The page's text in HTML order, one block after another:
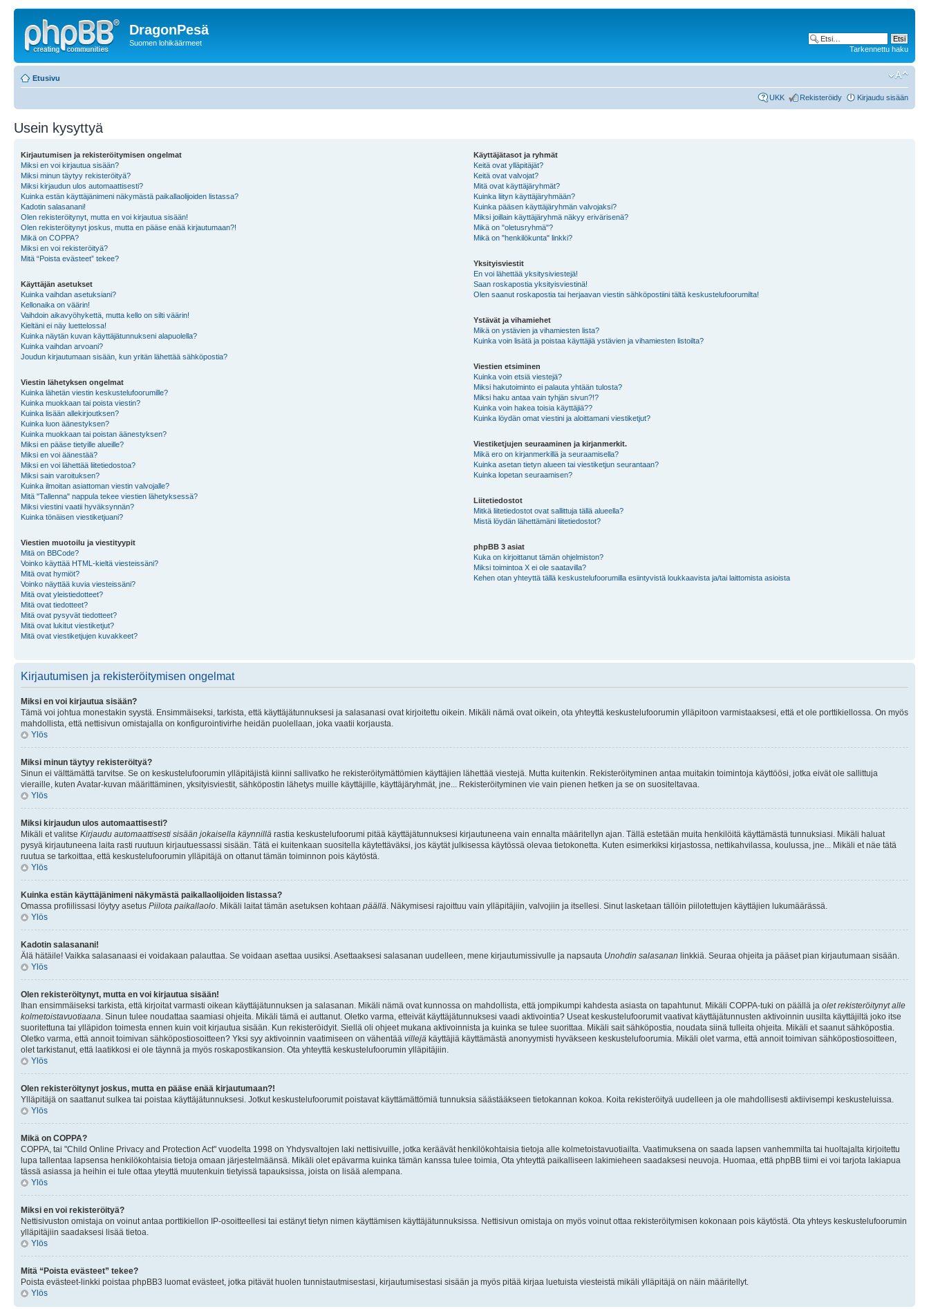
DragonPesä
Suomen lohikäärmeet
Tarkennettu haku
Etusivu
UKK Rekisteröidy Kirjaudu sisään
Usein kysyttyä
Kirjautumisen ja rekisteröitymisen ongelmat
Miksi en voi kirjautua sisään?
Miksi minun täytyy rekisteröityä?
Miksi kirjaudun ulos automaattisesti?
Kuinka estän käyttäjänimeni näkymästä paikallaolijoiden listassa?
Kadotin salasanani!
Olen rekisteröitynyt, mutta en voi kirjautua sisään!
Olen rekisteröitynyt joskus, mutta en pääse enää kirjautumaan?!
Mikä on COPPA?
Miksi en voi rekisteröityä?
Mitä “Poista evästeet” tekee?
Käyttäjän asetukset
Kuinka vaihdan asetuksiani?
Kellonaika on väärin!
Vaihdoin aikavyöhykettä, mutta kello on silti väärin!
Kieltäni ei näy luettelossa!
Kuinka näytän kuvan käyttäjätunnukseni alapuolella?
Kuinka vaihdan arvoani?
Joudun kirjautumaan sisään, kun yritän lähettää sähköpostia?
Viestin lähetyksen ongelmat
Kuinka lähetän viestin keskustelufoorumille?
Kuinka muokkaan tai poista viestin?
Kuinka lisään allekirjoutksen?
Kuinka luon äänestyksen?
Kuinka muokkaan tai poistan äänestyksen?
Miksi en pääse tietyille alueille?
Miksi en voi äänestää?
Miksi en voi lähettää liitetiedostoa?
Miksi sain varoituksen?
Kuinka ilmoitan asiattoman viestin valvojalle?
Mitä "Tallenna" nappula tekee viestien lähetyksessä?
Miksi viestini vaatii hyväksynnän?
Kuinka tönäisen viestiketjuani?
Viestien muotoilu ja viestityypit
Mitä on BBCode?
Voinko käyttää HTML-kieltä viesteissäni?
Mitä ovat hymiöt?
Voinko näyttää kuvia viesteissäni?
Mitä ovat yleistiedotteet?
Mitä ovat tiedotteet?
Mitä ovat pysyvät tiedotteet?
Mitä ovat lukitut viestiketjut?
Mitä ovat viestiketjujen kuvakkeet?
Käyttäjätasot ja ryhmät
Keitä ovat ylläpitäjät?
Keitä ovat valvojat?
Mitä ovat käyttäjäryhmät?
Kuinka liityn käyttäjäryhmään?
Kuinka pääsen käyttäjäryhmän valvojaksi?
Miksi joillain käyttäjäryhmä näkyy erivärisenä?
Mikä on "oletusryhmä"?
Mikä on "henkilökunta" linkki?
Yksityisviestit
En voi lähettää yksitysiviestejä!
Saan roskapostia yksityisviestinä!
Olen saanut roskapostia tai herjaavan viestin sähköpostiini tältä keskustelufoorumilta!
Ystävät ja vihamiehet
Mikä on ystävien ja vihamiesten lista?
Kuinka voin lisätä ja poistaa käyttäjiä ystävien ja vihamiesten listoilta?
Viestien etsiminen
Kuinka voin etsiä viestejä?
Miksi hakutoiminto ei palauta yhtään tulosta?
Miksi haku antaa vain tyhjän sivun?!?
Kuinka voin hakea toisia käyttäjiä??
Kuinka löydän omat viestini ja aloittamani viestiketjut?
Viestiketjujen seuraaminen ja kirjanmerkit.
Mikä ero on kirjanmerkillä ja seuraamisella?
Kuinka asetan tietyn alueen tai viestiketjun seurantaan?
Kuinka lopetan seuraamisen?
Liitetiedostot
Mitkä liitetiedostot ovat sallittuja tällä alueella?
Mistä löydän lähettämäni liitetiedostot?
phpBB 3 asiat
Kuka on kirjoittanut tämän ohjelmiston?
Miksi toimintoa X ei ole saatavilla?
Kehen otan yhteyttä tällä keskustelufoorumilla esiintyvistä loukkaavista ja/tai laittomista asioista
Kirjautumisen ja rekisteröitymisen ongelmat
Miksi en voi kirjautua sisään?
Tämä voi johtua monestakin syystä. Ensimmäiseksi, tarkista, että käyttäjätunnuksesi ja salasanasi ovat kirjoitettu oikein. Mikäli nämä ovat oikein, ota yhteyttä keskustelufoorumin ylläpitoon varmistaaksesi, että et ole porttikiellossa. On myös
mahdollista, että nettisivun omistajalla on konfigurointivirhe heidän puolellaan, joka vaatii korjausta.
Ylös
Miksi minun täytyy rekisteröityä?
Sinun ei välttämättä tarvitse. Se on keskustelufoorumin ylläpitäjistä kiinni sallivatko he rekisteröitymättömien käyttäjien lähettää viestejä. Mutta kuitenkin. Rekisteröityminen antaa muitakin toimintoja käyttöösi, jotka eivät ole sallittuja
vieraille, kuten Avatar-kuvan määrittäminen, yksityisviestit, sähköpostin lähetys muille käyttäjille, käyttäjäryhmät, jne... Rekisteröityminen vie vain pienen hetken ja se on suositeltavaa.
Ylös
Miksi kirjaudun ulos automaattisesti?
Mikäli et valitse Kirjaudu automaattisesti sisään jokaisella käynnillä rastia keskustelufoorumi pitää käyttäjätunnuksesi kirjautuneena vain ennalta määritellyn ajan. Tällä estetään muita henkilöitä käyttämästä tunnuksiasi. Mikäli haluat
pysyä kirjautuneena laita rasti ruutuun kirjautuessassi sisään. Tätä ei kuitenkaan suositella käytettäväksi, jos käytät julkisessa käytössä olevaa tietokonetta. Kuten esimerkiksi kirjastossa, nettikahvilassa, koulussa, jne... Mikäli et näe tätä
ruutua se tarkoittaa, että keskustelufoorumin ylläpitäjä on ottanut tämän toiminnon pois käytöstä.
Ylös
Kuinka estän käyttäjänimeni näkymästä paikallaolijoiden listassa?
Omassa profiilissasi löytyy asetus Piilota paikallaolo . Mikäli laitat tämän asetuksen kohtaan päällä . Näkymisesi rajoittuu vain ylläpitäjiin, valvojiin ja itsellesi. Sinut lasketaan tällöin piilotettujen käyttäjien lukumäärässä.
Ylös
Kadotin salasanani!
Älä hätäile! Vaikka salasanaasi ei voidakaan palauttaa. Se voidaan asettaa uusiksi. Asettaaksesi salasanan uudelleen, mene kirjautumissivulle ja napsauta Unohdin salasanan linkkiä. Seuraa ohjeita ja pääset pian kirjautumaan sisään.
Ylös
Olen rekisteröitynyt, mutta en voi kirjautua sisään!
Ihan ensimmäiseksi tarkista, että kirjoitat varmasti oikean käyttäjätunnuksen ja salasanan. Mikäli nämä ovat kunnossa on mahdollista, että jompikumpi kahdesta asiasta on tapahtunut. Mikäli COPPA-tuki on päällä ja olet rekisteröitynyt alle
kolmetoistavuotiaana . Sinun tulee noudattaa saamiasi ohjeita. Mikäli tämä ei auttanut. Oletko varma, etteivät käyttäjätunnuksesi vaadi aktivointia? Useat keskustelufoorumit vaativat käyttäjätunnusten aktivoinnin uusilta käyttäjiltä joko itse
suoritettuna tai ylläpidon toimesta ennen kuin voit kirjautua sisään. Kun rekisteröidyit. Siellä oli ohjeet mukana aktivoinnista ja kuinka se tulee suorittaa. Mikäli sait sähköpostia, noudata siinä tulleita ohjeita. Mikäli et saanut sähköpostia.
Oletko varma, että annoit toimivan sähköpostiosoitteen? Yksi syy aktivoinnin vaatimiseen on vähentää villejä käyttäjiä käyttämästä anonyymisti hyväkseen keskustelufoorumia. Mikäli olet varma, että annoit toimivan sähköpostiosoitteen,
olet tarkistanut, että laatikkosi ei ole täynnä ja myös roskapostikansion. Ota yhteyttä keskustelufoorumin ylläpitäjiin.
Ylös
Olen rekisteröitynyt joskus, mutta en pääse enää kirjautumaan?!
Ylläpitäjä on saattanut sulkea tai poistaa käyttäjätunnuksesi. Jotkut keskustelufoorumit poistavat käyttämättömiä tunnuksia säästääkseen tietokannan kokoa. Koita rekisteröityä uudelleen ja ole mahdollisesti aktiivisempi keskusteluissa.
Ylös
Mikä on COPPA?
COPPA, tai "Child Online Privacy and Protection Act" vuodelta 1998 on Yhdysvaltojen laki nettisivuille, jotka keräävät henkilökohtaisia tietoja alle kolmetoistavuotiailta. Vaatimuksena on saada lapsen vanhemmilta tai huoltajalta kirjoitettu
lupa tallentaa lapsensa henkilökohtaisia tietoja omaan järjestelmäänsä. Mikäli olet epävarma kuinka tämän kanssa tulee toimia, Ota yhteyttä paikalliseen lakimieheen saadaksesi neuvoja. Huomaa, että phpBB tiimi ei voi tarjota lakiapua
tässä asiassa ja heihin ei tule ottaa yteyttä muutenkuin tietyissä tapauksissa, joista on lisää alempana.
Ylös
Miksi en voi rekisteröityä?
Nettisivuston omistaja on voinut antaa porttikiellon IP-osoitteellesi tai estänyt tietyn nimen käyttämisen käyttäjätunnuksissa. Nettisivun omistaja on myös voinut ottaa rekisteröitymisen kokonaan pois käytöstä. Ota yhteys keskustelufoorumin
ylläpitäjiin saadaksesi lisää tietoa.
Ylös
Mitä “Poista evästeet” tekee?
Poista evästeet-linkki poistaa phpBB3 luomat evästeet, jotka pitävät huolen tunnistautmisestasi, kirjautumisestasi sisään ja myös pitää kirjaa luetuista viesteistä mikäli ylläpitäjä on näin määritellyt.
Ylös